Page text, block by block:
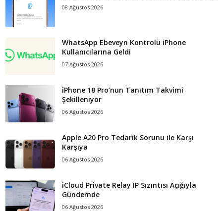
08 Ağustos 2026
WhatsApp Ebeveyn Kontrolü iPhone
Kullanıcılarına Geldi
07 Ağustos 2026
iPhone 18 Pro’nun Tanıtım Takvimi
Şekilleniyor
06 Ağustos 2026
Apple A20 Pro Tedarik Sorunu ile Karşı
Karşıya
06 Ağustos 2026
iCloud Private Relay IP Sızıntısı Açığıyla
Gündemde
06 Ağustos 2026